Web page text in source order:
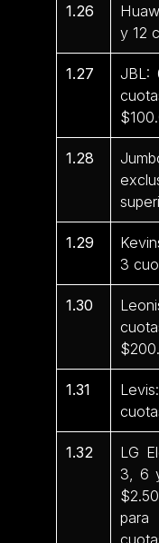
1.26
y 12
1.27
JBL:
1.28
1.29
3
1.30
1.31
1.32
LG
3, 6